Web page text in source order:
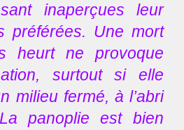
inaperçues leur
préférées. Une mort
heurt ne provoque
surtout si elle
milieu fermé, à l’abri
panoplie est bien